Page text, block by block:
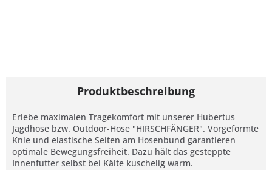
Produktbeschreibung
Erlebe maximalen Tragekomfort mit unserer Hubertus
Jagdhose bzw. Outdoor-Hose "HIRSCHFÄNGER". Vorgeformte
Knie und elastische Seiten am Hosenbund garantieren
optimale Bewegungsfreiheit. Dazu hält das gesteppte
Innenfutter selbst bei Kälte kuschelig warm.